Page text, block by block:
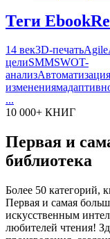
Теги
14 век3D-печатьAgile
целиSMMSWOT-
анализАвтоматизация
изменениям
...
10 000+ КНИГ
Первая и
библиотека
Более 50 категорий,
Первая и самая
искусственным
любителей чтения!